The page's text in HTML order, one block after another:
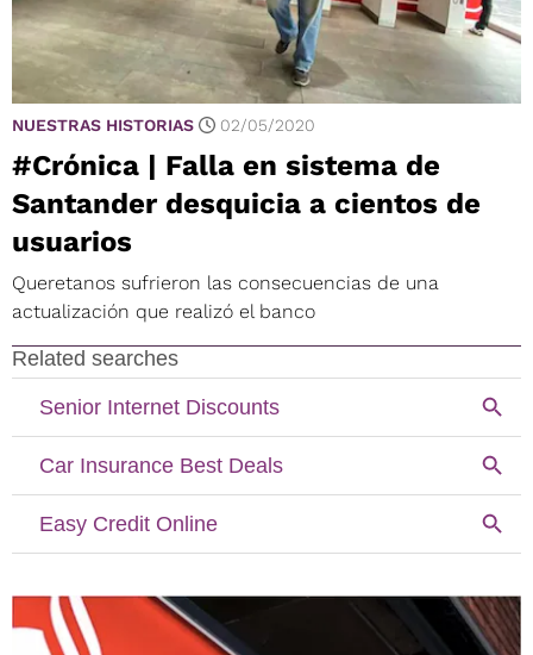
NUESTRAS HISTORIAS 02/05/2020
#Crónica | Falla en sistema de
Santander desquicia a cientos de
usuarios
Queretanos sufrieron las consecuencias de una
actualización que realizó el banco